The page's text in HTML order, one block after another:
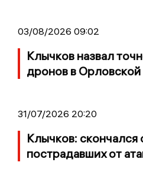
03/08/2026 09:02
Клычков назвал
дронов в
31/07/2026 20:20
Клычков: скончался
пострадавших от